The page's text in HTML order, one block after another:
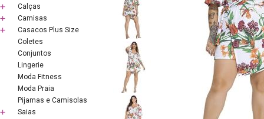
Calças
Camisas
Casacos Plus Size
Coletes
Conjuntos
Lingerie
Moda Fitness
Moda Praia
Pijamas e Camisolas
Saias